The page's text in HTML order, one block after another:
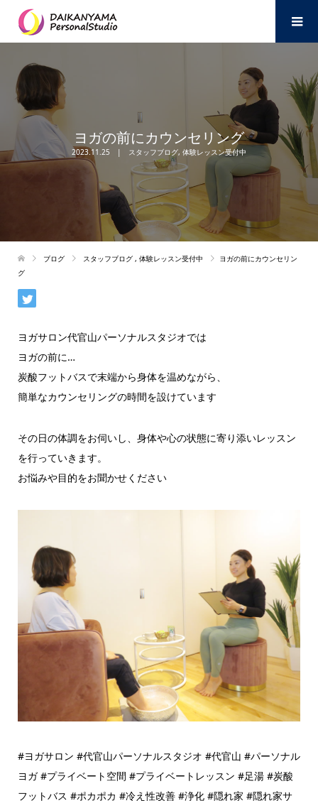
ヨガの前にカウンセリング
2023.11.25 スタッフブログ, 体験レッスン受付中
ブログ スタッフブログ , 体験レッスン受付中
ヨガの前にカウンセリン
グ
ヨガサロン代官山パーソナルスタジオでは
ヨガの前に…
炭酸フットバスで末端から身体を温めながら、
簡単なカウンセリングの時間を設けています
その日の体調をお伺いし、身体や心の状態に寄り添いレッスン
を行っていきます。
お悩みや目的をお聞かせください
#ヨガサロン #代官山パーソナルスタジオ #代官山 #パーソナル
ヨガ #プライベート空間 #プライベートレッスン #足湯 #炭酸
フットバス #ポカポカ #冷え性改善 #浄化 #隠れ家 #隠れ家サ